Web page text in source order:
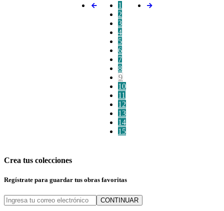
1
2
3
4
5
6
7
8
9
10
11
12
13
14
15
Crea tus colecciones
Regístrate para guardar tus obras favoritas
CONTINUAR